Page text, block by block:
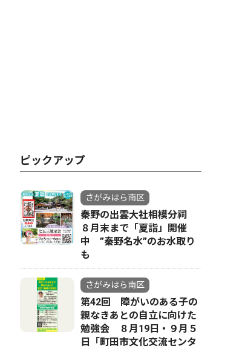
ピックアップ
さがみはら南区
秦野の出雲大社相模分祠
８月末まで「夏詣」開催
中 ”秦野名水”のお水取り
も
さがみはら南区
第42回 障がいのある子の
親なきあとの自立に向けた
勉強会 ８月19日・９月５
日「町田市文化交流センタ